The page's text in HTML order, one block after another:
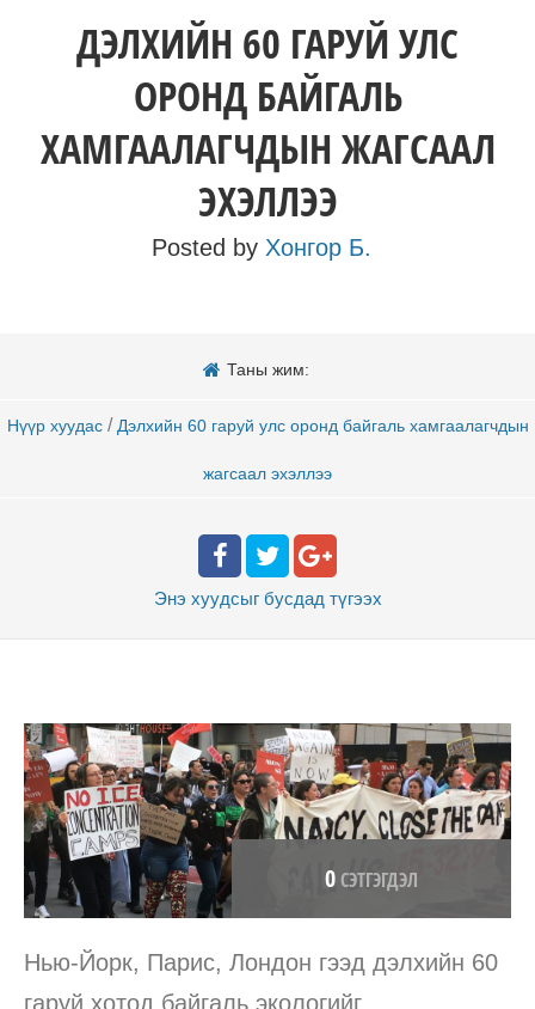
ДЭЛХИЙН 60 ГАРУЙ УЛС
ОРОНД БАЙГАЛЬ
ХАМГААЛАГЧДЫН ЖАГСААЛ
ЭХЭЛЛЭЭ
Posted by Хонгор Б.
Таны жим:
Нүүр хуудас / Дэлхийн 60 гаруй улс оронд байгаль хамгаалагчдын
жагсаал эхэллээ
Энэ хуудсыг бусдад түгээх
0СЭТГЭГДЭЛ
Нью-Йорк, Парис, Лондон гээд дэлхийн 60
гаруй хотод байгаль экологийг